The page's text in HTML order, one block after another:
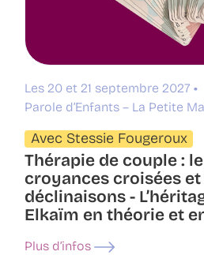
Les 20 et 21 septembre 2027
Parole d’Enfants – La Petite
Avec Stessie Fougeroux
Thérapie de couple :
croyances croisées et
déclinaisons -
Elkaïm en théorie et
Plus d’infos